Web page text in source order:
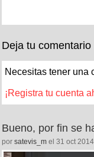
Deja tu comentario
Necesitas tener una
¡Registra tu cuenta
Bueno, por fin se
por satevis_m el 31 oct